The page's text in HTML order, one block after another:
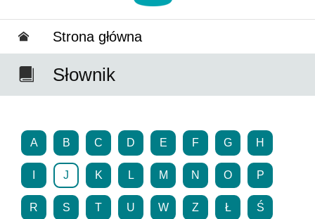
Strona główna
Słownik
A B C D E F G H
J K L M N O P
R S T U W Z Ł Ś